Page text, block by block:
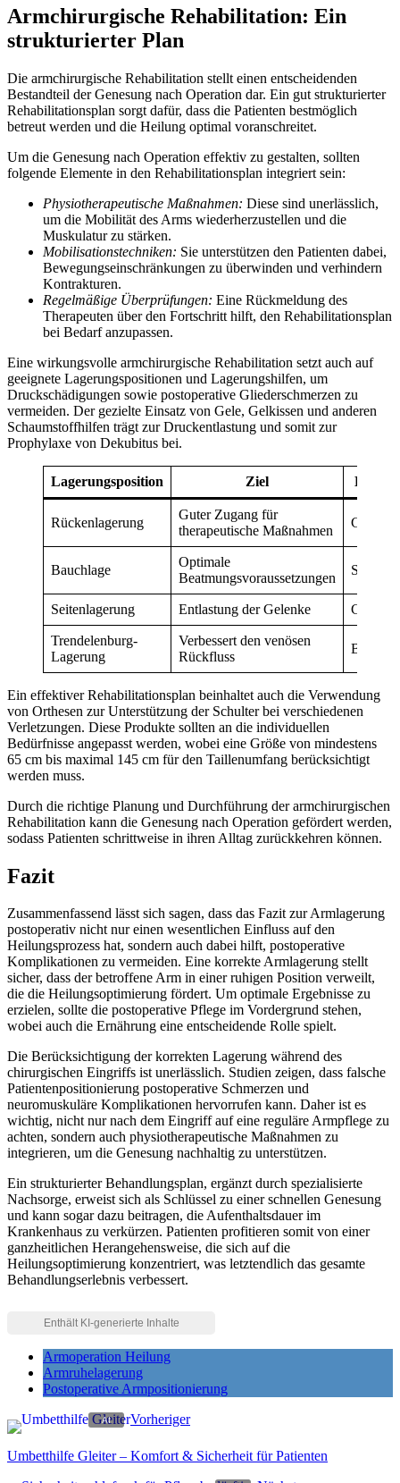
Armchirurgische Rehabilitation: Ein
strukturierter Plan
Die armchirurgische Rehabilitation stellt einen entscheidenden
Bestandteil der Genesung nach Operation dar. Ein gut strukturierter
Rehabilitationsplan sorgt dafür, dass die Patienten bestmöglich
betreut werden und die Heilung optimal voranschreitet.
Um die Genesung nach Operation effektiv zu gestalten, sollten
folgende Elemente in den Rehabilitationsplan integriert sein:
Physiotherapeutische Maßnahmen: Diese sind unerlässlich,
um die Mobilität des Arms wiederherzustellen und die
Muskulatur zu stärken.
Mobilisationstechniken: Sie unterstützen den Patienten dabei,
Bewegungseinschränkungen zu überwinden und verhindern
Kontrakturen.
Regelmäßige Überprüfungen: Eine Rückmeldung des
Therapeuten über den Fortschritt hilft, den Rehabilitationsplan
bei Bedarf anzupassen.
Eine wirkungsvolle armchirurgische Rehabilitation setzt auch auf
geeignete Lagerungspositionen und Lagerungshilfen, um
Druckschädigungen sowie postoperative Gliederschmerzen zu
vermeiden. Der gezielte Einsatz von Gele, Gelkissen und anderen
Schaumstoffhilfen trägt zur Druckentlastung und somit zur
Prophylaxe von Dekubitus bei.
Lagerungsposition Ziel
Rückenlagerung
Guter Zugang für
therapeutische Maßnahmen
Bauchlage
Optimale
Beatmungsvoraussetzungen
Seitenlagerung Entlastung der Gelenke
Trendelenburg-
Lagerung
Verbessert den venösen
Rückfluss
Ein effektiver Rehabilitationsplan beinhaltet auch die Verwendung
von Orthesen zur Unterstützung der Schulter bei verschiedenen
Verletzungen. Diese Produkte sollten an die individuellen
Bedürfnisse angepasst werden, wobei eine Größe von mindestens
65 cm bis maximal 145 cm für den Taillenumfang berücksichtigt
werden muss.
Durch die richtige Planung und Durchführung der armchirurgischen
Rehabilitation kann die Genesung nach Operation gefördert werden,
sodass Patienten schrittweise in ihren Alltag zurückkehren können.
Fazit
Zusammenfassend lässt sich sagen, dass das Fazit zur Armlagerung
postoperativ nicht nur einen wesentlichen Einfluss auf den
Heilungsprozess hat, sondern auch dabei hilft, postoperative
Komplikationen zu vermeiden. Eine korrekte Armlagerung stellt
sicher, dass der betroffene Arm in einer ruhigen Position verweilt,
die die Heilungsoptimierung fördert. Um optimale Ergebnisse zu
erzielen, sollte die postoperative Pflege im Vordergrund stehen,
wobei auch die Ernährung eine entscheidende Rolle spielt.
Die Berücksichtigung der korrekten Lagerung während des
chirurgischen Eingriffs ist unerlässlich. Studien zeigen, dass falsche
Patientenpositionierung postoperative Schmerzen und
neuromuskuläre Komplikationen hervorrufen kann. Daher ist es
wichtig, nicht nur nach dem Eingriff auf eine reguläre Armpflege zu
achten, sondern auch physiotherapeutische Maßnahmen zu
integrieren, um die Genesung nachhaltig zu unterstützen.
Ein strukturierter Behandlungsplan, ergänzt durch spezialisierte
Nachsorge, erweist sich als Schlüssel zu einer schnellen Genesung
und kann sogar dazu beitragen, die Aufenthaltsdauer im
Krankenhaus zu verkürzen. Patienten profitieren somit von einer
ganzheitlichen Herangehensweise, die sich auf die
Heilungsoptimierung konzentriert, was letztendlich das gesamte
Behandlungserlebnis verbessert.
Armoperation Heilung
Armruhelagerung
Postoperative Armpositionierung
Vorheriger
Umbetthilfe Gleiter – Komfort & Sicherheit für Patienten